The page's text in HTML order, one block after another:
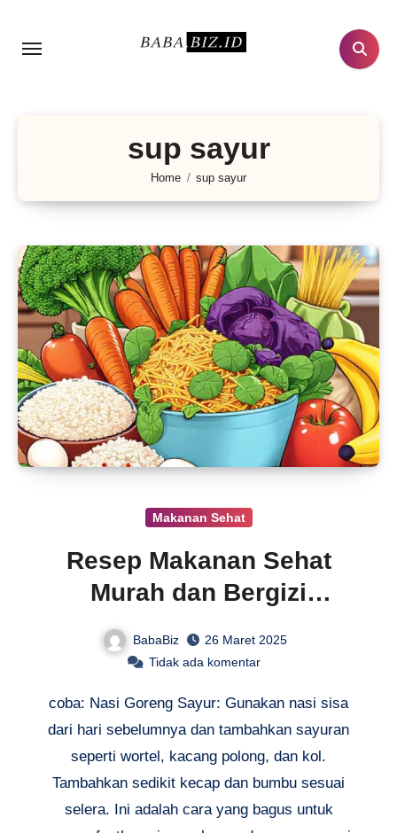
sup sayur
Home sup sayur
Makanan Sehat
Resep Makanan Sehat
Murah dan Bergizi
BabaBiz
26 Maret 2025
Tidak ada komentar
coba: Nasi Goreng Sayur: Gunakan nasi sisa
dari hari sebelumnya dan tambahkan sayuran
seperti wortel, kacang polong, dan kol.
Tambahkan sedikit kecap dan bumbu sesuai
selera. Ini adalah cara yang bagus untuk